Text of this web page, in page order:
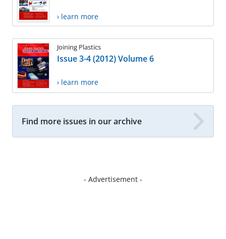
› learn more
Joining Plastics
Issue 3-4 (2012) Volume 6
› learn more
Find more issues in our archive
- Advertisement -